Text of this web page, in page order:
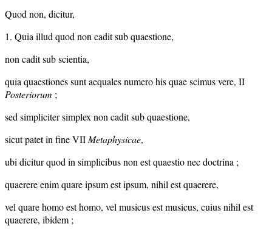
Quod non, dicitur,
1. Quia illud quod non cadit sub quaestione,
non cadit sub scientia,
quia quaestiones sunt aequales numero his quae scimus vere, II
Posteriorum ;
sed simpliciter simplex non cadit sub quaestione,
sicut patet in fine VIIMetaphysicae,
ubi dicitur quod in simplicibus non est quaestio nec doctrina ;
quaerere enim quare ipsum est ipsum, nihil est quaerere,
vel quare homo est homo, vel musicus est musicus, cuius nihil est
quaerere, ibidem ;